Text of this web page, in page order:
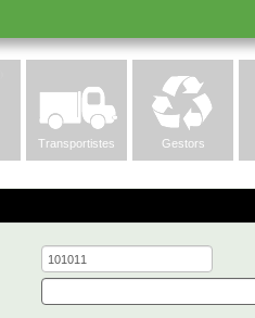
Transportistes Gestors